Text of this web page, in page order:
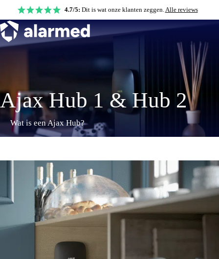
4.7/5: Dit is wat onze klanten zeggen.Alle reviews
Ajax Hub 1 & Hub 2
Wat is een Ajax Hub?